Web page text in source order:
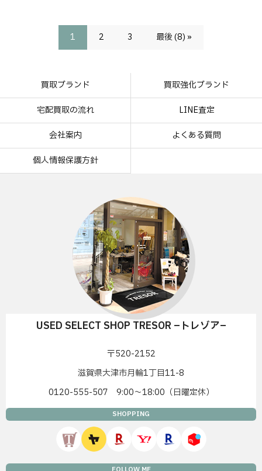
1 2 3 最後 (8) »
買取ブランド 買取強化ブランド
宅配買取の流れ LINE査定
会社案内 よくある質問
個人情報保護方針
USED SELECT SHOP TRESOR –トレゾア–
〒520-2152
滋賀県大津市月輪1丁目11-8
0120-555-507 9:00〜18:00（日曜定休）
SHOPPING